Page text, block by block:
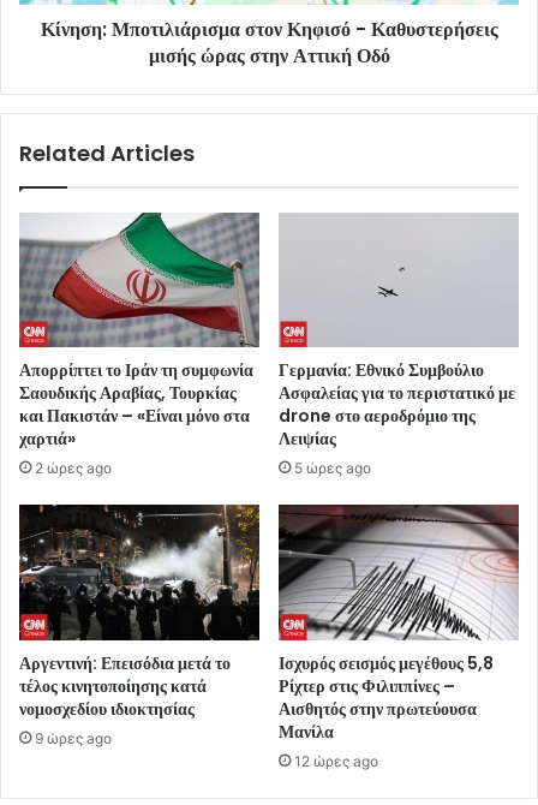
Κίνηση: Μποτιλιάρισμα στον Κηφισό - Καθυστερήσεις
μισής ώρας στην Αττική Οδό
Related Articles
Απορρίπτει το Ιράν τη συμφωνία
Σαουδικής Αραβίας, Τουρκίας
και Πακιστάν – «Είναι μόνο στα
χαρτιά»
2 ώρες ago
Γερμανία: Εθνικό Συμβούλιο
Ασφαλείας για το περιστατικό με
drone στο αεροδρόμιο της
Λειψίας
5 ώρες ago
Αργεντινή: Επεισόδια μετά το
τέλος κινητοποίησης κατά
νομοσχεδίου ιδιοκτησίας
9 ώρες ago
Ισχυρός σεισμός μεγέθους 5,8
Ρίχτερ στις Φιλιππίνες –
Αισθητός στην πρωτεύουσα
Μανίλα
12 ώρες ago